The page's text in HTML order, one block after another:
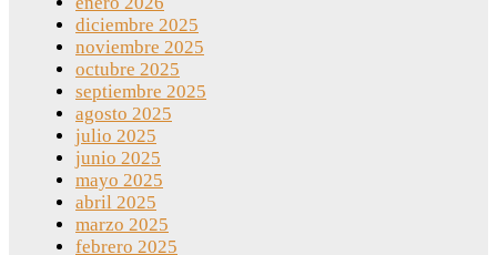
diciembre 2025
noviembre 2025
octubre 2025
septiembre 2025
agosto 2025
julio 2025
junio 2025
mayo 2025
abril 2025
marzo 2025
febrero 2025